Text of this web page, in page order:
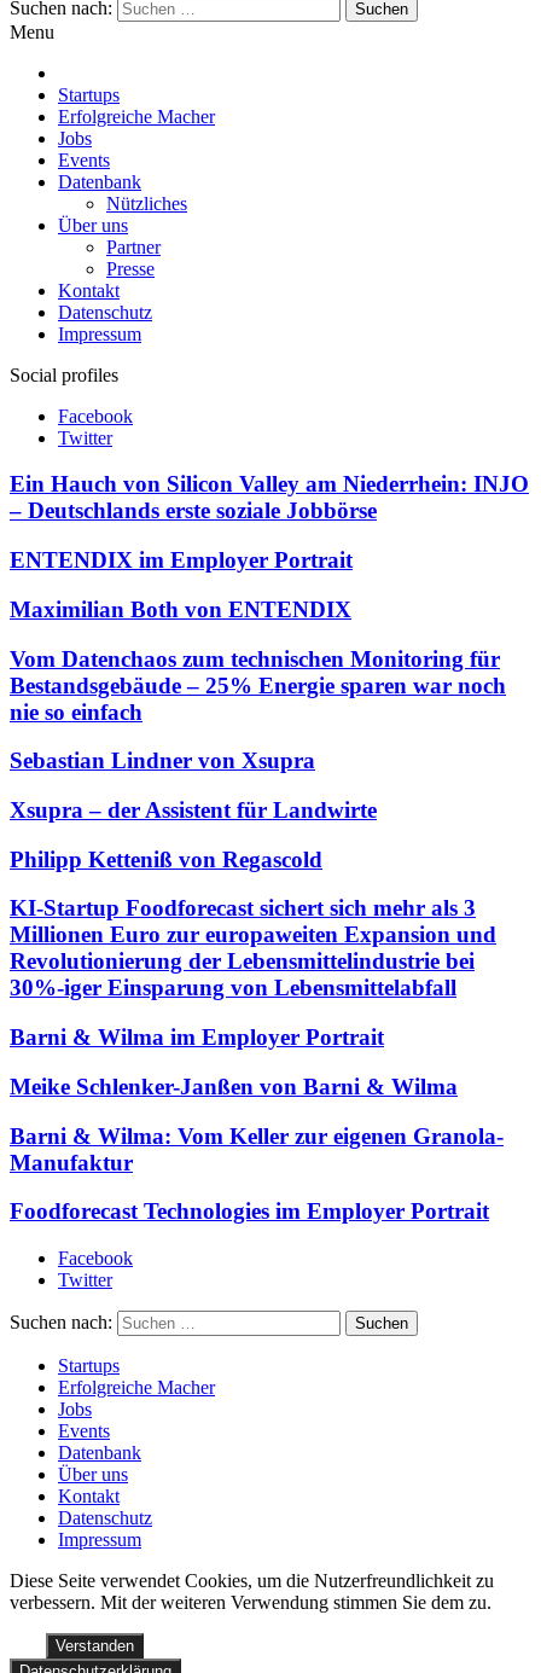
Suchen nach:
Menu
Startups
Erfolgreiche Macher
Jobs
Events
Datenbank
Nützliches
Über uns
Partner
Presse
Kontakt
Datenschutz
Impressum
Social profiles
Facebook
Twitter
Ein Hauch von Silicon Valley am Niederrhein: INJO
– Deutschlands erste soziale Jobbörse
ENTENDIX im Employer Portrait
Maximilian Both von ENTENDIX
Vom Datenchaos zum technischen Monitoring für
Bestandsgebäude – 25% Energie sparen war noch
nie so einfach
Sebastian Lindner von Xsupra
Xsupra – der Assistent für Landwirte
Philipp Ketteniß von Regascold
KI-Startup Foodforecast sichert sich mehr als 3
Millionen Euro zur europaweiten Expansion und
Revolutionierung der Lebensmittelindustrie bei
30%-iger Einsparung von Lebensmittelabfall
Barni & Wilma im Employer Portrait
Meike Schlenker-Janßen von Barni & Wilma
Barni & Wilma: Vom Keller zur eigenen Granola-
Manufaktur
Foodforecast Technologies im Employer Portrait
Facebook
Twitter
Suchen nach:
Startups
Erfolgreiche Macher
Jobs
Events
Datenbank
Über uns
Kontakt
Datenschutz
Impressum
Diese Seite verwendet Cookies, um die Nutzerfreundlichkeit zu
verbessern. Mit der weiteren Verwendung stimmen Sie dem zu.
Verstanden